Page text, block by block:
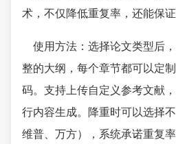
术，不仅降低重复率，还能保
使用方法：选择论文类型后
整的大纲，每个章节都可以定
码。支持上传自定义参考文献
行内容生成。降重时可以选择
维普、万方），系统承诺重复